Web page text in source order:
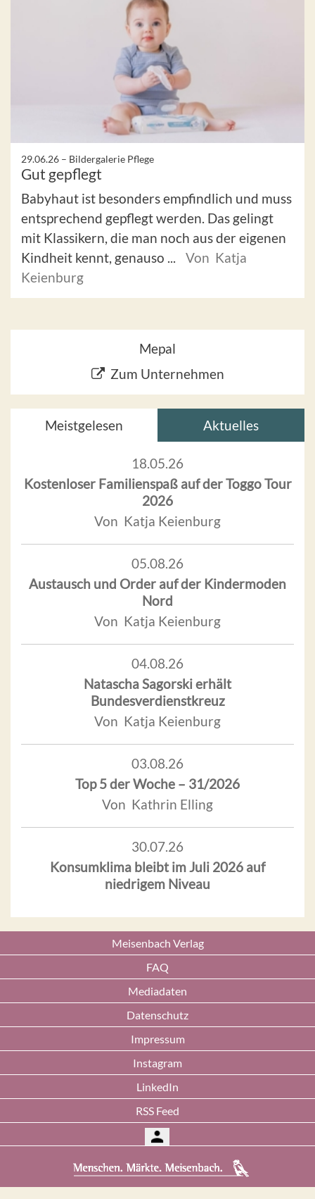
29.06.26 – Bildergalerie Pflege
Gut gepflegt
Babyhaut ist besonders empfindlich und muss
entsprechend gepflegt werden. Das gelingt
mit Klassikern, die man noch aus der eigenen
Kindheit kennt, genauso ...
Von Katja
Keienburg
Mepal
Zum Unternehmen
Meistgelesen Aktuelles
18.05.26
Kostenloser Familienspaß auf der Toggo Tour
2026
Von Katja Keienburg
05.08.26
Austausch und Order auf der Kindermoden
Nord
Von Katja Keienburg
04.08.26
Natascha Sagorski erhält
Bundesverdienstkreuz
Von Katja Keienburg
03.08.26
Top 5 der Woche – 31/2026
Von Kathrin Elling
30.07.26
Konsumklima bleibt im Juli 2026 auf
niedrigem Niveau
Meisenbach Verlag
FAQ
Mediadaten
Datenschutz
Impressum
Instagram
LinkedIn
RSS Feed